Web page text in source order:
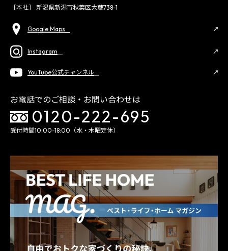
［本社］ 新潟県新潟市秋葉区大蔵738-1
Google Maps
Instagram
YouTube公式チャンネル
お電話でのご相談・お問い合わせは
0120-222-695
受付時間10:00-18:00（水・木曜定休）